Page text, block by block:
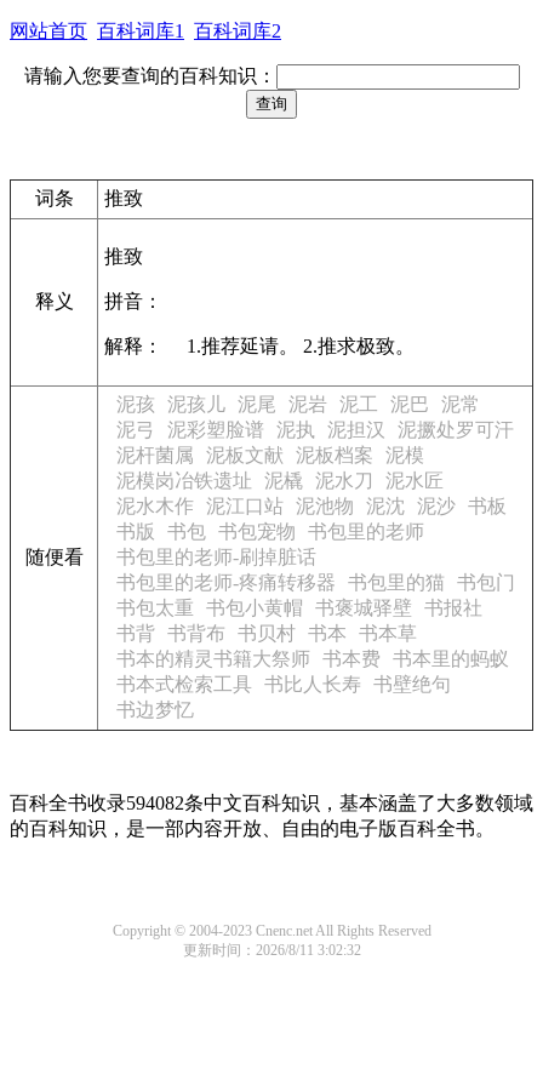
网站首页 百科词库1 百科词库2
请输入您要查询的百科知识：
词条 推致
释义
推致
拼音：
解释： 1.推荐延请。 2.推求极致。
随便看
泥孩 泥孩儿 泥尾 泥岩 泥工 泥巴
泥常
泥弓
泥彩塑脸谱 泥执 泥担汉
泥撅处罗可汗
泥杆菌属
泥板文献 泥板档案
泥模
泥模岗冶铁遗址
泥橇 泥水刀
泥水匠
泥水木作 泥江口站 泥池物 泥沈 泥沙 书板
书版
书包 书包宠物
书包里的老师
书包里的老师-刷掉脏话
书包里的老师-疼痛转移器
书包里的猫
书包门
书包太重
书包小黄帽 书褒城驿壁
书报社
书背 书背布 书贝村 书本
书本草
书本的精灵书籍大祭师 书本费
书本里的蚂蚁
书本式检索工具 书比人长寿
书壁绝句
书边梦忆
百科全书收录594082条中文百科知识，基本涵盖了大多数领域
的百科知识，是一部内容开放、自由的电子版百科全书。
Copyright © 2004-2023 Cnenc.net All Rights Reserved
更新时间：2026/8/11 3:02:32